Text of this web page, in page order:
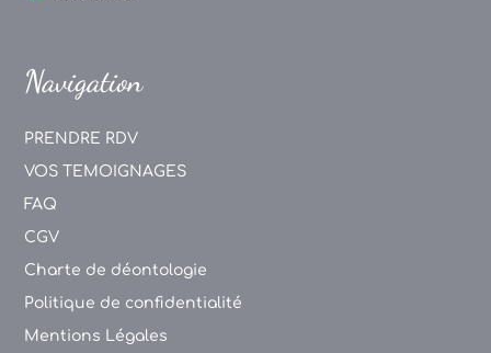
Navigation
PRENDRE RDV
VOS TEMOIGNAGES
FAQ
CGV
Charte de déontologie
Politique de confidentialité
Mentions Légales